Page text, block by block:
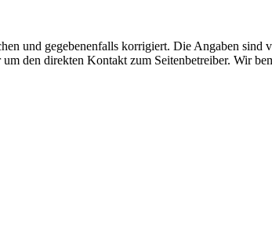
und gegebenenfalls korrigiert. Die Angaben sind
den direkten Kontakt zum Seitenbetreiber. Wir